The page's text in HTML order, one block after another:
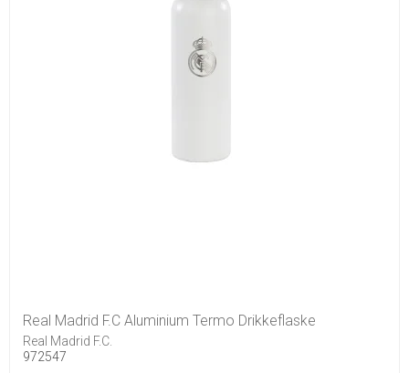
Real Madrid F.C Aluminium Termo Drikkeflaske
Real Madrid F.C.
972547